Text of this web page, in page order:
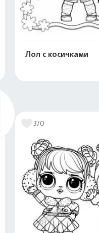
Лол с косичками
Распечатать
370